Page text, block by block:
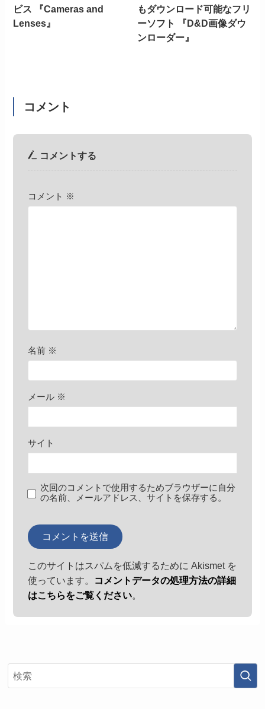
ビス 『Cameras and
Lenses』
もダウンロード可能なフリ
ーソフト 『D&D画像ダウ
ンローダー』
コメント
コメントする
コメント ※
名前 ※
メール ※
サイト
次回のコメントで使用するためブラウザーに自分
の名前、メールアドレス、サイトを保存する。
このサイトはスパムを低減するために Akismet を
使っています。
コメントデータの処理方法の詳細
はこちらをご覧ください。